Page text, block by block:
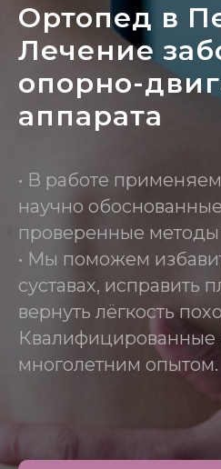
Ортопед в
Лечение
опорно-
аппарата
• В работе
научно
проверенные методы
• Мы поможем
суставах, исправить
вернуть лёгкость
Квалифицированные
многолетним опытом.